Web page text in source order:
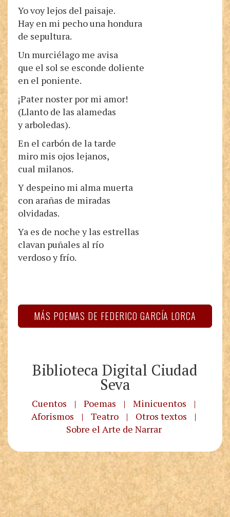
Yo voy lejos del paisaje.
Hay en mi pecho una hondura
de sepultura.
Un murciélago me avisa
que el sol se esconde doliente
en el poniente.
¡Pater noster por mi amor!
(Llanto de las alamedas
y arboledas).
En el carbón de la tarde
miro mis ojos lejanos,
cual milanos.
Y despeino mi alma muerta
con arañas de miradas
olvidadas.
Ya es de noche y las estrellas
clavan puñales al río
verdoso y frío.
MÁS POEMAS DE FEDERICO GARCÍA LORCA
Biblioteca Digital Ciudad
Seva
Cuentos | Poemas | Minicuentos
|
Aforismos
| Teatro | Otros textos
|
Sobre el Arte de Narrar